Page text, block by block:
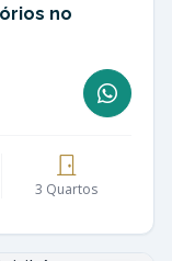
no
3 Quartos